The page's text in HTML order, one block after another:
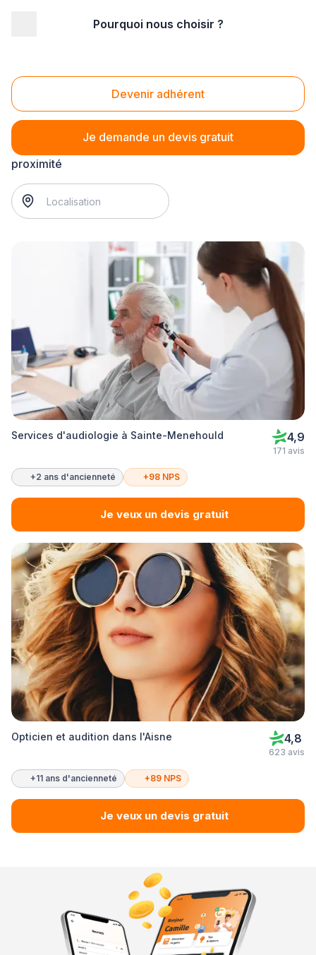
Pourquoi nous choisir ?
Devenir adhérent
Je demande un devis gratuit
Réglage des aides auditives
réglage des aides auditives
? Trouvez votre orl à
proximité
Services d'audiologie à Sainte-Menehould 4,9
171 avis
+2 ans d'ancienneté +98 NPS
Je veux un devis gratuit
Opticien et audition dans l'Aisne 4,8
623 avis
+11 ans d'ancienneté +89 NPS
Je veux un devis gratuit